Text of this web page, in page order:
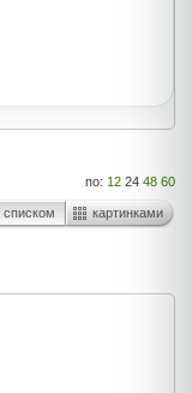
по: 12 24 48 60
списком картинками